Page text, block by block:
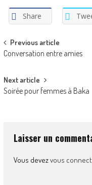
Share
Post
navigation
Previous article
Conversation entre amies
Next article
Soirée pour femmes à Baka
Laisser un
Vous devezvous